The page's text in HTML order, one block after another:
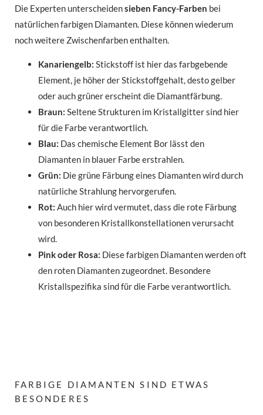
Die Experten unterscheidensieben Fancy-Farben bei
natürlichen farbigen Diamanten. Diese können wiederum
noch weitere Zwischenfarben enthalten.
Kanariengelb: Stickstoff ist hier das farbgebende
Element, je höher der Stickstoffgehalt, desto gelber
oder auch grüner erscheint die Diamantfärbung.
Braun: Seltene Strukturen im Kristallgitter sind hier
für die Farbe verantwortlich.
Blau: Das chemische Element Bor lässt den
Diamanten in blauer Farbe erstrahlen.
Grün: Die grüne Färbung eines Diamanten wird durch
natürliche Strahlung hervorgerufen.
Rot: Auch hier wird vermutet, dass die rote Färbung
von besonderen Kristallkonstellationen verursacht
wird.
Pink oder Rosa: Diese farbigen Diamanten werden oft
den roten Diamanten zugeordnet. Besondere
Kristallspezifika sind für die Farbe verantwortlich.
FARBIGE DIAMANTEN SIND ETWAS
BESONDERES